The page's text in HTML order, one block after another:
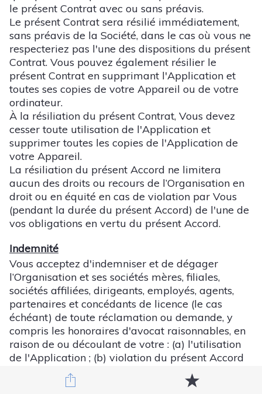
le présent Contrat avec ou sans préavis.
Le présent Contrat sera résilié immédiatement,
sans préavis de la Société, dans le cas où vous ne
respecteriez pas l'une des dispositions du présent
Contrat. Vous pouvez également résilier le
présent Contrat en supprimant l'Application et
toutes ses copies de votre Appareil ou de votre
ordinateur.
À la résiliation du présent Contrat, Vous devez
cesser toute utilisation de l'Application et
supprimer toutes les copies de l'Application de
votre Appareil.
La résiliation du présent Accord ne limitera
aucun des droits ou recours de l’Organisation en
droit ou en équité en cas de violation par Vous
(pendant la durée du présent Accord) de l'une de
vos obligations en vertu du présent Accord.
Indemnité
Vous acceptez d'indemniser et de dégager
l’Organisation et ses sociétés mères, filiales,
sociétés affiliées, dirigeants, employés, agents,
partenaires et concédants de licence (le cas
échéant) de toute réclamation ou demande, y
compris les honoraires d'avocat raisonnables, en
raison de ou découlant de votre : (a) l'utilisation
de l'Application ; (b) violation du présent Accord
ou de toute loi ou réglementation ; ou (c) violation
de tout droit d'un tiers.